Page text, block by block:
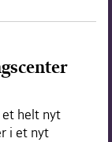
et helt nyt
i et nyt